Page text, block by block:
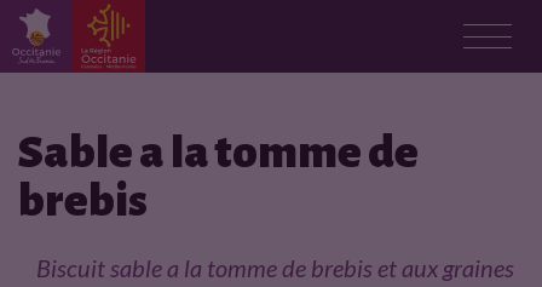
Sable a la tomme de
brebis
Biscuit sable a la tomme de brebis et aux graines